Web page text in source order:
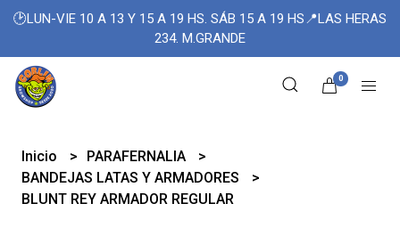
🕑LUN-VIE 10 A 13 Y 15 A 19 HS. SÁB 15 A 19 HS📍LAS HERAS
234. M.GRANDE
0
Inicio
PARAFERNALIA
BANDEJAS LATAS Y ARMADORES
BLUNT REY ARMADOR REGULAR